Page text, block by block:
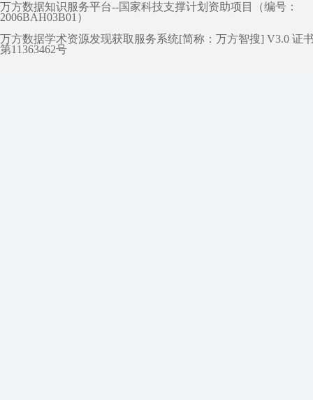
万方数据知识服务平台--国家科技支撑计划资助项目（编号：
2006BAH03B01）
万方数据学术资源发现获取服务系统[简称：万方智搜] V3.0 证
第11363462号